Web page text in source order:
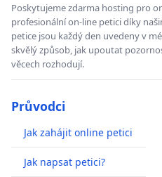
Poskytujeme zdarma hosting pro
profesionální on-line petici díky
petice jsou každý den uvedeny v
skvělý způsob, jak upoutat
věcech rozhodují.
Průvodci
Jak zahájit online petici
Jak napsat petici?